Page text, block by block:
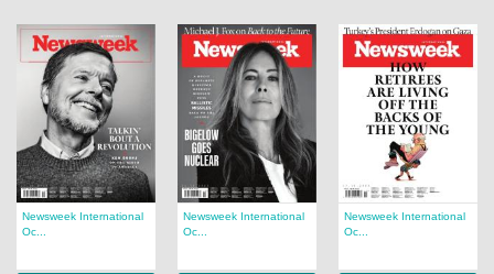
Newsweek International
Oc...
Newsweek International
Oc...
Newsweek International
Oc...